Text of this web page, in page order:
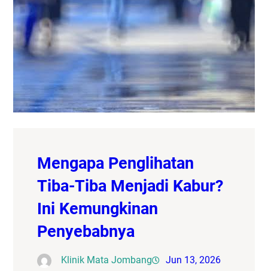
Mengapa Penglihatan
Tiba-Tiba Menjadi Kabur?
Ini Kemungkinan
Penyebabnya
Klinik Mata Jombang Jun 13, 2026